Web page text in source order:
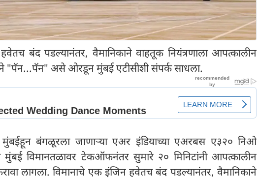
बंद पडल्यानंतर, वैमानिकाने वाहतूक नियंत्रणाला आपत्कालीन
"पॅन...पॅन" असे ओरडून मुंबई एटीसीशी संपर्क साधला.
मुंबईहून बंगळूरला जाणाऱ्या एअर इंडियाच्या एअरबस ए३२० निओ
विमानतळावर टेकऑफनंतर सुमारे २० मिनिटांनी आपत्कालीन
लागला. विमानाचे एक इंजिन हवेतच बंद पडल्यानंतर, वैमानिकाने